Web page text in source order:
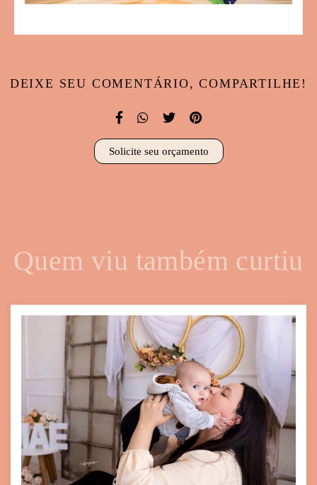
DEIXE SEU COMENTÁRIO, COMPARTILHE!
Solicite seu orçamento
Quem viu também curtiu